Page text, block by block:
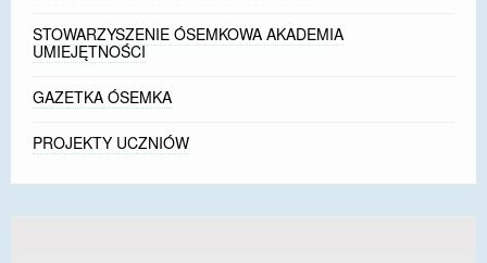
STOWARZYSZENIE ÓSEMKOWA AKADEMIA
UMIEJĘTNOŚCI
GAZETKA ÓSEMKA
PROJEKTY UCZNIÓW